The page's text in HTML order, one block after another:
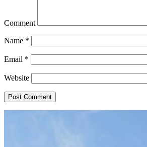
Comment
Name *
Email *
Website